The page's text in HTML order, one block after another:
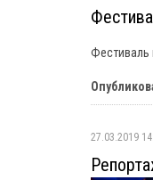
Фестиваль
27.03.2019